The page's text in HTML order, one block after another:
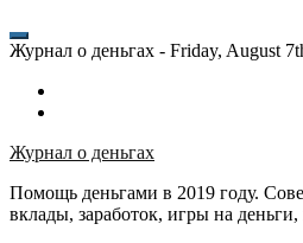
Журнал о деньгах - Friday, August
банка
24
для
взять
WebMoney?
Журнал о деньгах
Помощь деньгами в 2019 году.
вклады, заработок, игры на